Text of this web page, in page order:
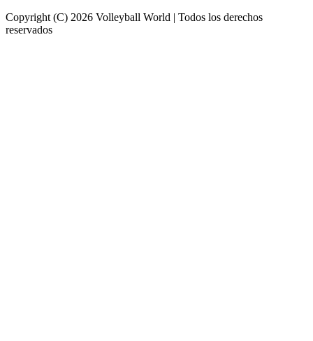
Copyright (C) 2026 Volleyball World | Todos los derechos
reservados